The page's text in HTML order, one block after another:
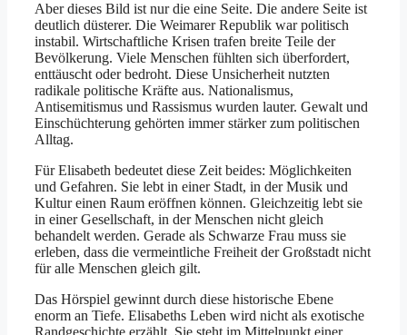
Aber dieses Bild ist nur die eine Seite. Die andere Seite ist
deutlich düsterer. Die Weimarer Republik war politisch
instabil. Wirtschaftliche Krisen trafen breite Teile der
Bevölkerung. Viele Menschen fühlten sich überfordert,
enttäuscht oder bedroht. Diese Unsicherheit nutzten
radikale politische Kräfte aus. Nationalismus,
Antisemitismus und Rassismus wurden lauter. Gewalt und
Einschüchterung gehörten immer stärker zum politischen
Alltag.
Für Elisabeth bedeutet diese Zeit beides: Möglichkeiten
und Gefahren. Sie lebt in einer Stadt, in der Musik und
Kultur einen Raum eröffnen können. Gleichzeitig lebt sie
in einer Gesellschaft, in der Menschen nicht gleich
behandelt werden. Gerade als Schwarze Frau muss sie
erleben, dass die vermeintliche Freiheit der Großstadt nicht
für alle Menschen gleich gilt.
Das Hörspiel gewinnt durch diese historische Ebene
enorm an Tiefe. Elisabeths Leben wird nicht als exotische
Randgeschichte erzählt. Sie steht im Mittelpunkt einer